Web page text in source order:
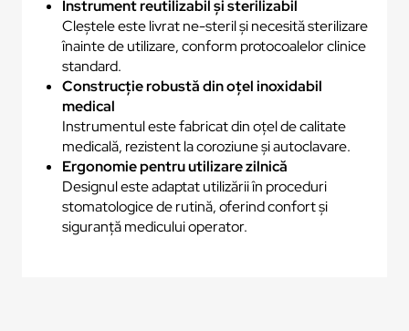
Instrument reutilizabil și sterilizabil
Cleștele este livrat ne-steril și necesită sterilizare
înainte de utilizare, conform protocoalelor clinice
standard.
Construcție robustă din oțel inoxidabil
medical
Instrumentul este fabricat din oțel de calitate
medicală, rezistent la coroziune și autoclavare.
Ergonomie pentru utilizare zilnică
Designul este adaptat utilizării în proceduri
stomatologice de rutină, oferind confort și
siguranță medicului operator.